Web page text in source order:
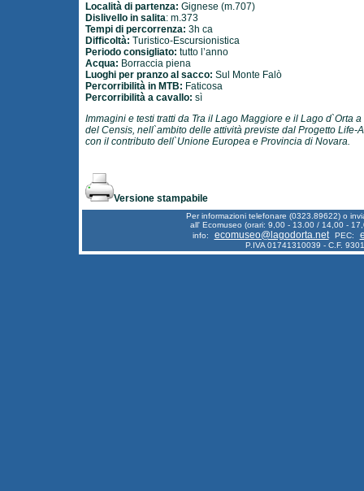
Località di partenza: Gignese (m.707)
Dislivello in salita: m.373
Tempi di percorrenza: 3h ca
Difficoltà: Turistico-Escursionistica
Periodo consigliato: tutto l’anno
Acqua: Borraccia piena
Luoghi per pranzo al sacco: Sul Monte Falò
Percorribilità in MTB: Faticosa
Percorribilità a cavallo: sì
Immagini e testi tratti da Tra il Lago Maggiore e il Lago d`Orta a
del Censis, nell`ambito delle attività previste dal Progetto Life-
con il contributo dell`Unione Europea e Provincia di Novara.
Versione stampabile
Per informazioni telefonare (0323.89622) o
all' Ecomuseo (orari: 9,00 - 13.00 / 14,00 -
info:
ecomuseo@lagodorta.net PEC:
P.IVA 01741310039 - C.F.